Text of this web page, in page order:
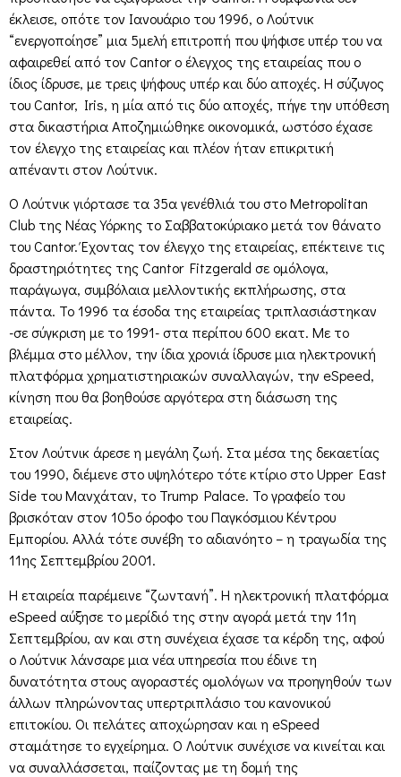
έκλεισε, οπότε τον Ιανουάριο του 1996, ο Λούτνικ
“ενεργοποίησε” μια 5μελή επιτροπή που ψήφισε υπέρ του να
αφαιρεθεί από τον Cantor ο έλεγχος της εταιρείας που ο
ίδιος ίδρυσε, με τρεις ψήφους υπέρ και δύο αποχές. Η σύζυγος
του Cantor, Iris, η μία από τις δύο αποχές, πήγε την υπόθεση
στα δικαστήρια Αποζημιώθηκε οικονομικά, ωστόσο έχασε
τον έλεγχο της εταιρείας και πλέον ήταν επικριτική
απέναντι στον Λούτνικ.
Ο Λούτνικ γιόρτασε τα 35α γενέθλιά του στο Metropolitan
Club της Νέας Υόρκης το Σαββατοκύριακο μετά τον θάνατο
του Cantor. Έχοντας τον έλεγχο της εταιρείας, επέκτεινε τις
δραστηριότητες της Cantor Fitzgerald σε ομόλογα,
παράγωγα, συμβόλαια μελλοντικής εκπλήρωσης, στα
πάντα. Το 1996 τα έσοδα της εταιρείας τριπλασιάστηκαν
-σε σύγκριση με το 1991- στα περίπου 600 εκατ. Με το
βλέμμα στο μέλλον, την ίδια χρονιά ίδρυσε μια ηλεκτρονική
πλατφόρμα χρηματιστηριακών συναλλαγών, την eSpeed,
κίνηση που θα βοηθούσε αργότερα στη διάσωση της
εταιρείας.
Στον Λούτνικ άρεσε η μεγάλη ζωή. Στα μέσα της δεκαετίας
του 1990, διέμενε στο υψηλότερο τότε κτίριο στο Upper East
Side του Μανχάταν, το Trump Palace. Το γραφείο του
βρισκόταν στον 105ο όροφο του Παγκόσμιου Κέντρου
Εμπορίου. Αλλά τότε συνέβη το αδιανόητο – η τραγωδία της
11ης Σεπτεμβρίου 2001.
Η εταιρεία παρέμεινε “ζωντανή”. Η ηλεκτρονική πλατφόρμα
eSpeed αύξησε το μερίδιό της στην αγορά μετά την 11η
Σεπτεμβρίου, αν και στη συνέχεια έχασε τα κέρδη της, αφού
ο Λούτνικ λάνσαρε μια νέα υπηρεσία που έδινε τη
δυνατότητα στους αγοραστές ομολόγων να προηγηθούν των
άλλων πληρώνοντας υπερτριπλάσιο του κανονικού
επιτοκίου. Οι πελάτες αποχώρησαν και η eSpeed
σταμάτησε το εγχείρημα. Ο Λούτνικ συνέχισε να κινείται και
να συναλλάσσεται, παίζοντας με τη δομή της